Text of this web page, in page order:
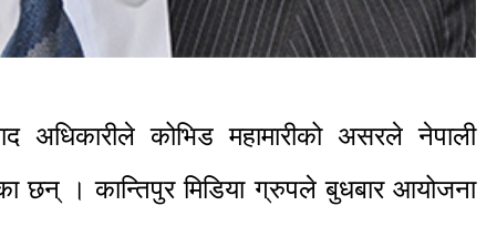
अधिकारीले कोभिड महामारीको असरले नेपाली
छन् । कान्तिपुर मिडिया ग्रुपले बुधबार आयोजना